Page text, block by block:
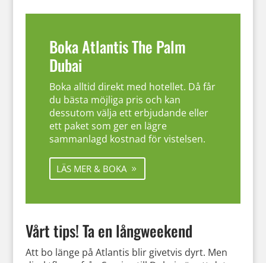
Boka Atlantis The Palm
Dubai
Boka alltid direkt med hotellet. Då får
du bästa möjliga pris och kan
dessutom välja ett erbjudande eller
ett paket som ger en lägre
sammanlagd kostnad för vistelsen.
LÄS MER & BOKA
Vårt tips! Ta en långweekend
Att bo länge på Atlantis blir givetvis dyrt. Men